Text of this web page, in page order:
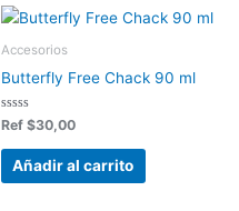
Accesorios
Butterfly Free Chack 90 ml
Valorado
en
0
Ref $30,00
Añadir al carrito